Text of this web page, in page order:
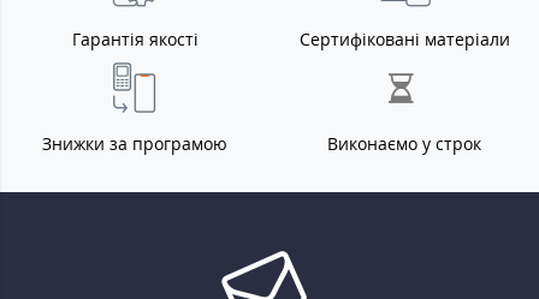
Гарантія якості Сертифіковані матеріали
Знижки за програмою Виконаємо у строк